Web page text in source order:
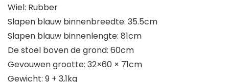
Wiel: Rubber
Slapen blauw binnenbreedte: 35.5cm
Slapen blauw binnenlengte: 81cm
De stoel boven de grond: 60cm
Gevouwen grootte: 32×60 × 71cm
Gewicht: 9 + 3,1kg